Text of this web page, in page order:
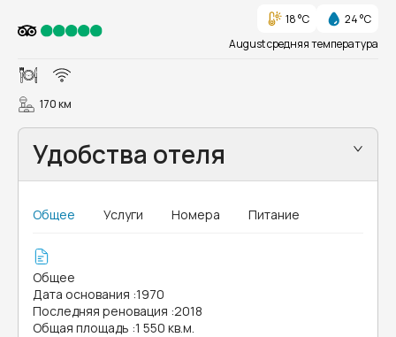
18 °C
24 °C
August средняя температура
170 км
Удобства отеля
Общее Услуги Номера Питание
Общее
Дата основания :1970
Последняя реновация :2018
Общая площадь :1 550 кв.м.